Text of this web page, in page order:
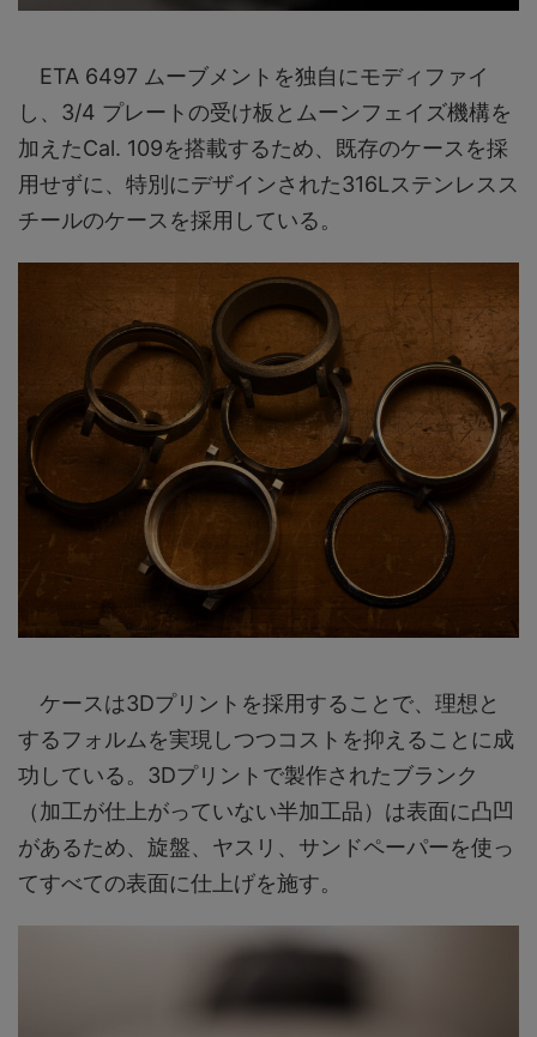
ETA 6497 ムーブメントを独自にモディファイ
し、3/4 プレートの受け板とムーンフェイズ機構を
加えたCal. 109を搭載するため、既存のケースを採
用せずに、特別にデザインされた316Lステンレスス
チールのケースを採用している。
ケースは3Dプリントを採用することで、理想と
するフォルムを実現しつつコストを抑えることに成
功している。3Dプリントで製作されたブランク
（加工が仕上がっていない半加工品）は表面に凸凹
があるため、旋盤、ヤスリ、サンドペーパーを使っ
てすべての表面に仕上げを施す。